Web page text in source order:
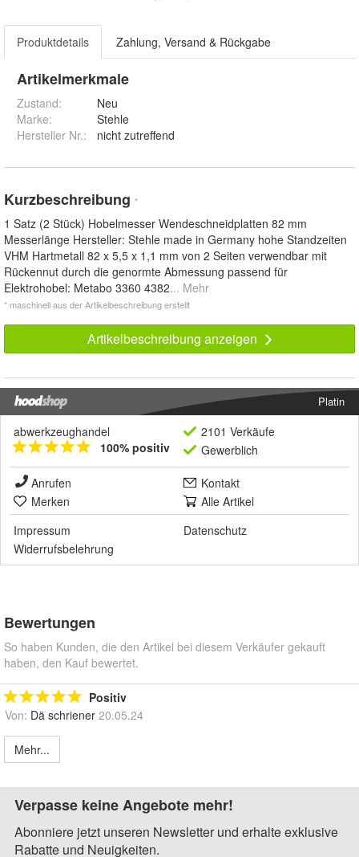
Produktdetails Zahlung, Versand & Rückgabe
Artikelmerkmale
Zustand:
Neu
Marke:
Stehle
Hersteller Nr.:
nicht zutreffend
Kurzbeschreibung *
1 Satz (2 Stück) Hobelmesser Wendeschneidplatten 82 mm
Messerlänge Hersteller: Stehle made in Germany hohe Standzeiten
VHM Hartmetall 82 x 5,5 x 1,1 mm von 2 Seiten verwendbar mit
Rückennut durch die genormte Abmessung passend für
Elektrohobel: Metabo 3360 4382... Mehr
* maschinell aus der Artikelbeschreibung erstellt
Artikelbeschreibung anzeigen
Platin
abwerkzeughandel
100% positiv
2101 Verkäufe
Gewerblich
Anrufen
Kontakt
Merken
Alle Artikel
Impressum
Datenschutz
Widerrufsbelehrung
Bewertungen
So haben Kunden, die den Artikel bei diesem Verkäufer gekauft
haben, den Kauf bewertet.
Positiv
Von: Dä schriener 20.05.24
Mehr...
Verpasse keine Angebote mehr!
Abonniere jetzt unseren Newsletter und erhalte exklusive
Rabatte und Neuigkeiten.